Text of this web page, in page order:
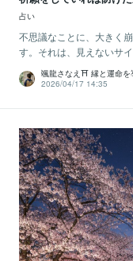
占い
不思議なことに、大きく
す。それは、見えないサ
颯龍さなえ⛩ 縁と運命を
2026/04/17 14:35